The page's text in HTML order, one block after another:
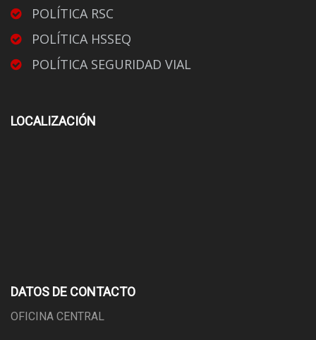
POLÍTICA RSC
POLÍTICA HSSEQ
POLÍTICA SEGURIDAD VIAL
LOCALIZACIÓN
DATOS DE CONTACTO
OFICINA CENTRAL